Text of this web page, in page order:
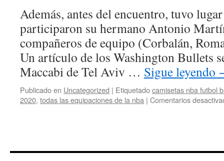
Además, antes del encuentro, tuvo
participaron su hermano Antonio
compañeros de equipo (Corbalán,
Un artículo de los Washington Bullets
Maccabi de Tel Aviv … Sigue leyendo
Publicado en Uncategorized | Etiquetadocamisetas nba futbol
2020, todas las equipaciones de la nba | Comentarios